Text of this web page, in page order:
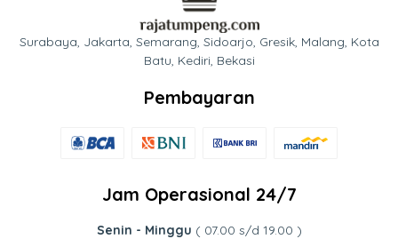
Surabaya, Jakarta, Semarang, Sidoarjo, Gresik, Malang, Kota
Batu, Kediri, Bekasi
Pembayaran
Jam Operasional 24/7
Senin - Minggu ( 07.00 s/d 19.00 )